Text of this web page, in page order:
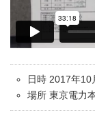
日時 2017年10
場所 東京電力